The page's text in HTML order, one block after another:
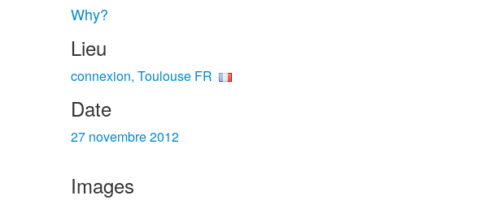
Why?
Lieu
connexion, Toulouse FR
Date
27 novembre 2012
Images